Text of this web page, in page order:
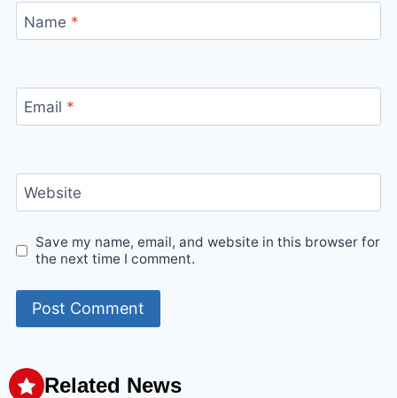
Name *
Email *
Website
Save my name, email, and website in this browser for
the next time I comment.
Related News